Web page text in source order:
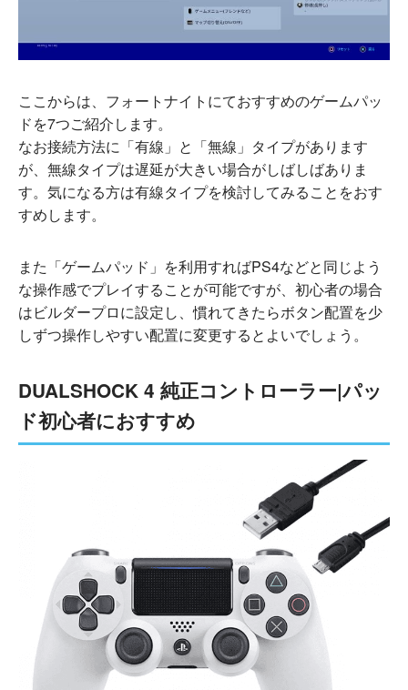
ここからは、フォートナイトにておすすめのゲームパッ
ドを7つご紹介します。
なお接続方法に「有線」と「無線」タイプがあります
が、無線タイプは遅延が大きい場合がしばしばありま
す。気になる方は有線タイプを検討してみることをおす
すめします。
また「ゲームパッド」を利用すればPS4などと同じよう
な操作感でプレイすることが可能ですが、初心者の場合
はビルダープロに設定し、慣れてきたらボタン配置を少
しずつ操作しやすい配置に変更するとよいでしょう。
DUALSHOCK 4 純正コントローラー|パッ
ド初心者におすすめ